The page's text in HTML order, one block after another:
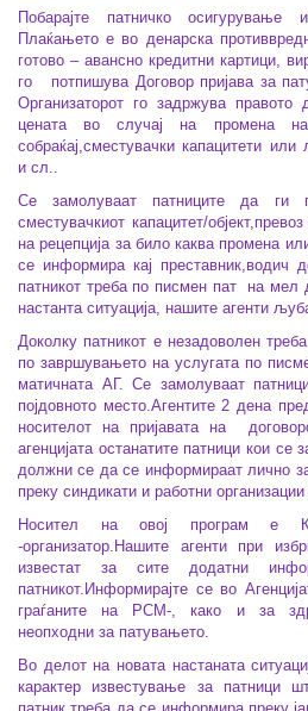
Побарајте патничко
Плаќањето е во денарска
готово – авансно кредитни картици,
го потпишува Договор пријава за
Организаторот го задржува
цената во случај на промена
собраќај,сместувачки капацитети
и сл..
Се замолуваат патниците да ги
сместувачкиот капацитет/
на рецепција за било каква промена
се информира кај преставник,водич
патникот треба по писмен пат на мел
настанта ситуација, нашите агенти
Доколку патникот е незадоволен
по завршувањето на услугата по
матичната АГ. Се замолуваат
појдовното место.Агентите 2 дена
носителот на пријавата на
агенцијата останатите патници кои се
должни се да се информираат лично
преку синдикати и работни
Носител на овој програм е
-организатор.Нашите агенти при
известат за сите додатни
патникот. Информирајте се во
граѓаните на РСМ-, како и за
неопходни за патувањето.
Во делот на новата настаната
карактер известување за патници